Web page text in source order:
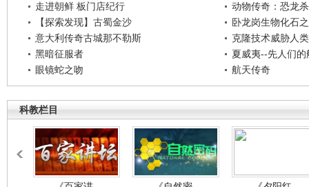
走进朝鲜 板门店纪行
动物传奇：恐龙
【探索发现】古蜀金沙
卧龙岗生物化石
意大利传奇古城那不勒斯
克隆技术威胁人
黑暗征服者
夏威夷--先人们的
眼镜蛇之吻
航天传奇
科教栏目